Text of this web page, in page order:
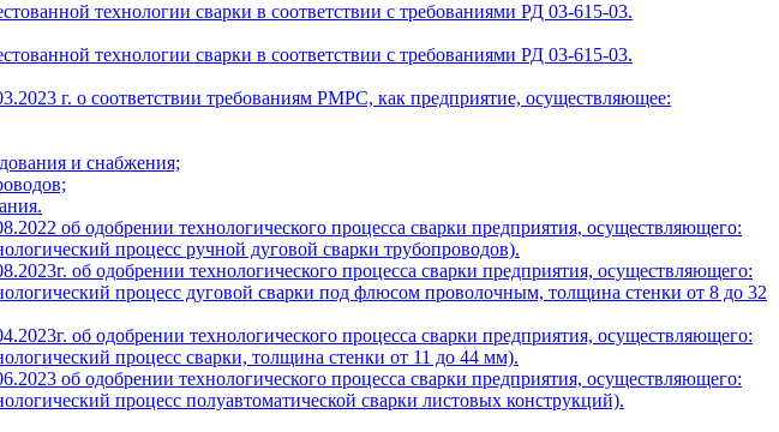
технологии сварки в соответствии с требованиями РД 03-615-03.
технологии сварки в соответствии с требованиями РД 03-615-03.
г. о соответствии требованиям РМРС, как предприятие, осуществляющее:
и снабжения;
об одобрении технологического процесса сварки предприятия, осуществляющего:
процесс ручной дуговой сварки трубопроводов).
об одобрении технологического процесса сварки предприятия, осуществляющего:
процесс дуговой сварки под флюсом проволочным, толщина стенки от 8 до 32
об одобрении технологического процесса сварки предприятия, осуществляющего:
процесс сварки, толщина стенки от 11 до 44 мм).
об одобрении технологического процесса сварки предприятия, осуществляющего:
процесс полуавтоматической сварки листовых конструкций).